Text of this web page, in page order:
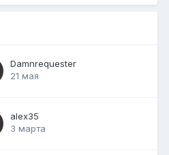
Damnrequester
21 мая
alex35
3 марта